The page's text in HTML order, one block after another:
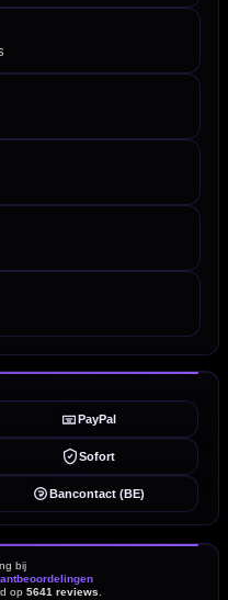
PayPal
Sofort
Bancontact (BE)
bij
op 5641 reviews